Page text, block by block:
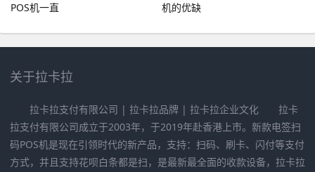
POS机一直
机的优缺
关于拉卡拉
拉卡拉支付有限公司 | 拉卡拉品牌 | 拉卡拉企业文化 拉卡
拉支付有限公司成立于2003年，于2019年赴香港上市。新款电签扫
码POS机是现在引领时代的新产品，支持：扫码、刷卡、闪付等支付
方式，并且支持花呗白条都是扫，是最新最全面的收款设备，拉卡拉